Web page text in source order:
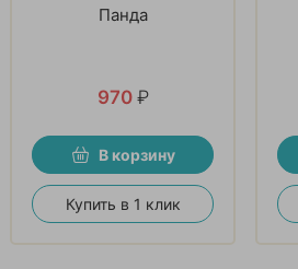
Панда
970 ₽
В корзину
Купить в 1 клик